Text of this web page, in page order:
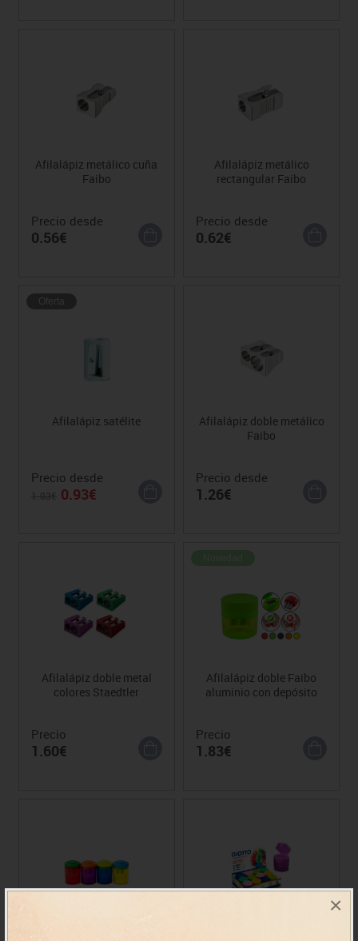
×
Afilalápiz metálico cuña
Faibo
Precio desde
0.56€
Afilalápiz metálico
rectangular Faibo
Precio desde
0.62€
Oferta
Afilalápiz satélite
Precio desde
0.93€
Afilalápiz doble metálico
Faibo
Precio desde
1.26€
Afilalápiz doble metal
colores Staedtler
Precio
1.60€
Afilalápiz doble Faibo
aluminio con depósito
Precio
1.83€
Afilalápiz Milan